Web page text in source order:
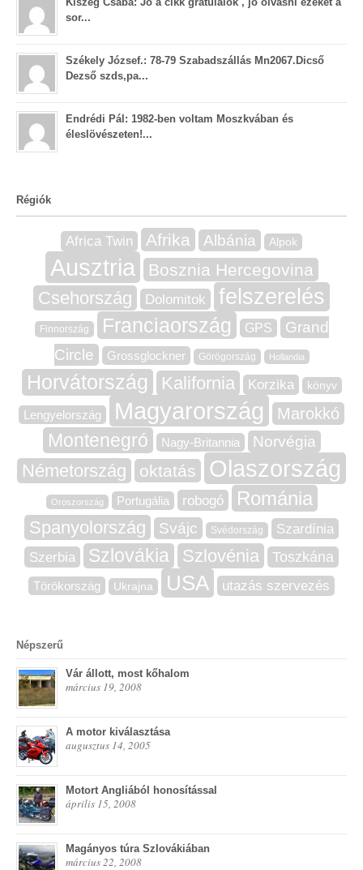
sor...
Székely József.: 78-79 Szabadszállás Mn2067.Dicső
Dezső szds,pa...
Endrédi Pál: 1982-ben voltam Moszkvában és
éleslövészeten!...
Régiók
Africa Twin Afrika Albánia Alpok
Ausztria Bosznia Hercegovina
Csehország Dolomitok felszerelés
Finnország Franciaország GPS
Grand
Circle
Grossglockner Görögország Hollandia
Horvátország Kalifornia Korzika könyv
Lengyelország Magyarország Marokkó
Montenegró Nagy-Britannia Norvégia
Németország oktatás Olaszország
Oroszország Portugália robogó Románia
Spanyolország Svájc Svédország
Szardínia
Szerbia
Szlovákia Szlovénia Toszkána
Törökország Ukrajna USA utazás szervezés
Népszerű
Vár állott, most kőhalom
március 19, 2008
A motor kiválasztása
augusztus 14, 2005
Motort Angliából honosítással
április 15, 2008
Magányos túra Szlovákiában
március 22, 2008